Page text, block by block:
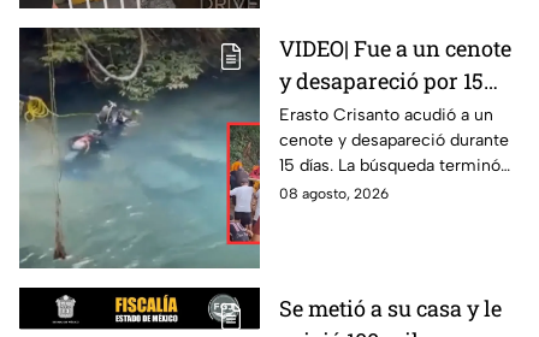
VIDEO| Fue a un cenote
y desapareció por 15
días; así encontraron al
pescador Erasto
Crisanto
Erasto Crisanto acudió a un
cenote y desapareció durante
15 días. La búsqueda terminó
cuando el pescador fue
08 agosto, 2026
Se metió a su casa y le